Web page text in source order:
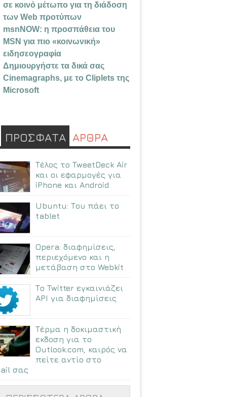
σε κοινό μέτωπο για τη διάδοση
των Web προτύπων
msnNOW: η προσπάθεια του
MSN για πιο «κοινωνική»
ειδησεογραφία
Δημιουργήστε τα δικά σας
Cinemagraphs, με το Cliplets της
Microsoft
ΠΡΟΣΦΑΤΑ ΑΡΘΡΑ
Τέλος το TweetDeck Air
και οι εφαρμογές για
iPhone και Android
Ubuntu: Tου πάει το
tablet
Opera: διαφημίσεις,
περιεχόμενο και η
μετάβαση στο Webkit
Το Twitter εγκαινιάζει
API για διαφημίσεις
Τέρμα η δοκιμαστική
εκδοση για το
Outlook.com, καιρός να
πείτε αντίο στο
σας